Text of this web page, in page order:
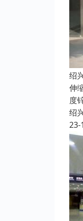
绍
伸
度
绍
23-